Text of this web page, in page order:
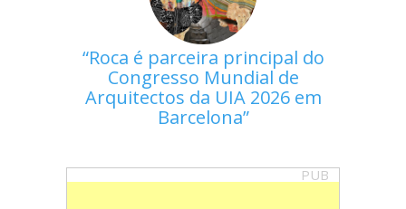
Roca é parceira principal do
Congresso Mundial de
Arquitectos da UIA 2026 em
Barcelona
PUB